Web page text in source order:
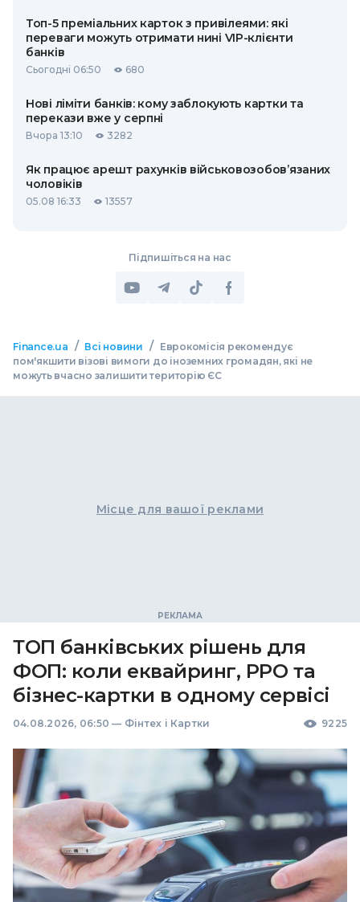
Топ-5 преміальних карток з привілеями: які
переваги можуть отримати нині VIP-клієнти
банків
Сьогодні 06:50 680
Нові ліміти банків: кому заблокують картки та
перекази вже у серпні
Вчора 13:10 3282
Як працює арешт рахунків військовозобов’язаних
чоловіків
05.08 16:33 13557
Підпишіться на нас
Finance.ua / Всі новини /
Еврокомісія рекомендує
пом'якшити візові вимоги до іноземних громадян, які не
можуть вчасно залишити територію ЄС
Місце для вашої реклами
ТОП банківських рішень для
ФОП: коли еквайринг, РРО та
бізнес-картки в одному сервісі
04.08.2026, 06:50 — Фінтех і Картки 9225